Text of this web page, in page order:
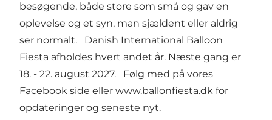
besøgende, både store som små og gav en
oplevelse og et syn, man sjældent eller aldrig
ser normalt. Danish International Balloon
Fiesta afholdes hvert andet år. Næste gang er
18. - 22. august 2027. Følg med på vores
Facebook side eller www.ballonfiesta.dk for
opdateringer og seneste nyt.